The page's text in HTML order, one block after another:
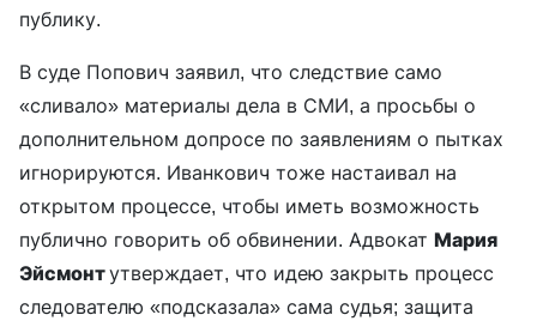
публику.
В суде Попович заявил, что следствие само
«сливало» материалы дела в СМИ, а просьбы о
дополнительном допросе по заявлениям о пытках
игнорируются. Иванкович тоже настаивал на
открытом процессе, чтобы иметь возможность
публично говорить об обвинении. Адвокат Мария
Эйсмонтутверждает, что идею закрыть процесс
следователю «подсказала» сама судья; защита